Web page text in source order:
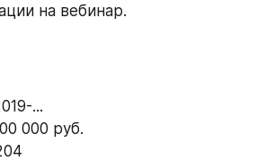
на вебинар.
...
000 руб.